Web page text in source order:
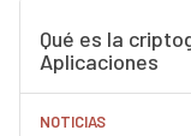
Qué es la
Aplicaciones
NOTICIAS